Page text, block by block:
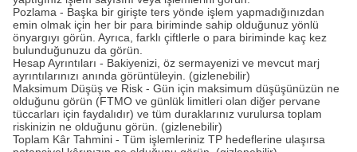
Pozlama - Başka bir girişte ters yönde işlem yapmadığınızdan
emin olmak için her bir para biriminde sahip olduğunuz yönlü
önyargıyı görün. Ayrıca, farklı çiftlerle o para biriminde kaç kez
bulunduğunuzu da görün.
Hesap Ayrıntıları - Bakiyenizi, öz sermayenizi ve mevcut marj
ayrıntılarınızı anında görüntüleyin. (gizlenebilir)
Maksimum Düşüş ve Risk - Gün için maksimum düşüşünüzün ne
olduğunu görün (FTMO ve günlük limitleri olan diğer pervane
tüccarları için faydalıdır) ve tüm duraklarınız vurulursa toplam
riskinizin ne olduğunu görün. (gizlenebilir)
Toplam Kâr Tahmini - Tüm işlemleriniz TP hedeflerine ulaşırsa